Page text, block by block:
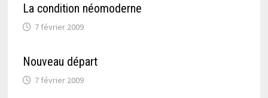
La condition néomoderne
7 février 2009
Nouveau départ
7 février 2009